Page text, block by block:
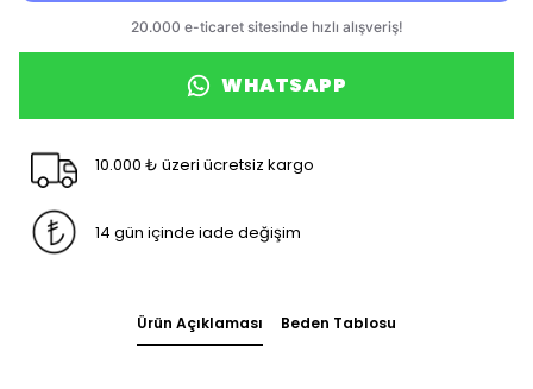
WHATSAPP
10.000 ₺ üzeri ücretsiz kargo
14 gün içinde iade değişim
Ürün Açıklaması Beden Tablosu